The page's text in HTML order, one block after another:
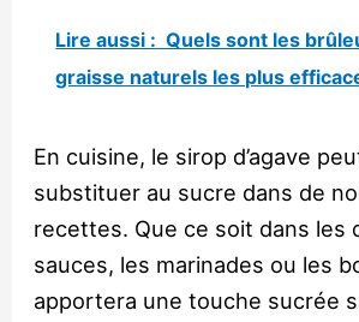
Lire aussi : Quels sont les
graisse naturels les plus
En cuisine, le sirop d’agave
substituer au sucre dans de
recettes. Que ce soit dans les
sauces, les marinades ou les
apportera une touche sucrée